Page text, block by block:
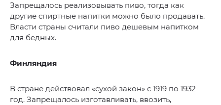
Запрещалось реализовывать пиво, тогда как
другие спиртные напитки можно было продавать.
Власти страны считали пиво дешевым напитком
для бедных.
Финляндия
В стране действовал «сухой закон» с 1919 по 1932
год. Запрещалось изготавливать, ввозить,